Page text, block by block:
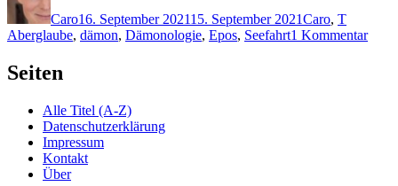
Caro16. September 202115. September 2021Caro, T
Aberglaube, dämon, Dämonologie, Epos, Seefahrt1 Kommentarzu
Seiten
Alle Titel (A-Z)
Datenschutzerklärung
Impressum
Kontakt
Über